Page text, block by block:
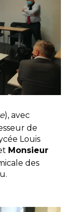
), avec
de
Louis
Monsieur
des